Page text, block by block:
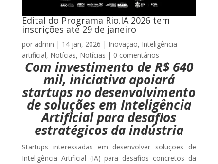
Edital do Programa Rio.IA 2026 tem
inscrições até 29 de janeiro
por admin | 14 jan, 2026 | Inovação, Inteligência
artificial, Notícias, Notícias | 0 comentários
Com investimento de R$ 640
mil, iniciativa apoiará
startups no desenvolvimento
de soluções em Inteligência
Artificial para desafios
estratégicos da indústria
Startups interessadas em desenvolver soluções de
Inteligência Artificial (IA) para desafios concretos da